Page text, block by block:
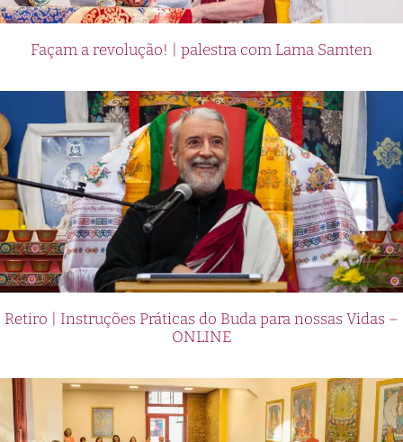
Façam a revolução! | palestra com Lama Samten
Retiro | Instruções Práticas do Buda para nossas Vidas –
ONLINE